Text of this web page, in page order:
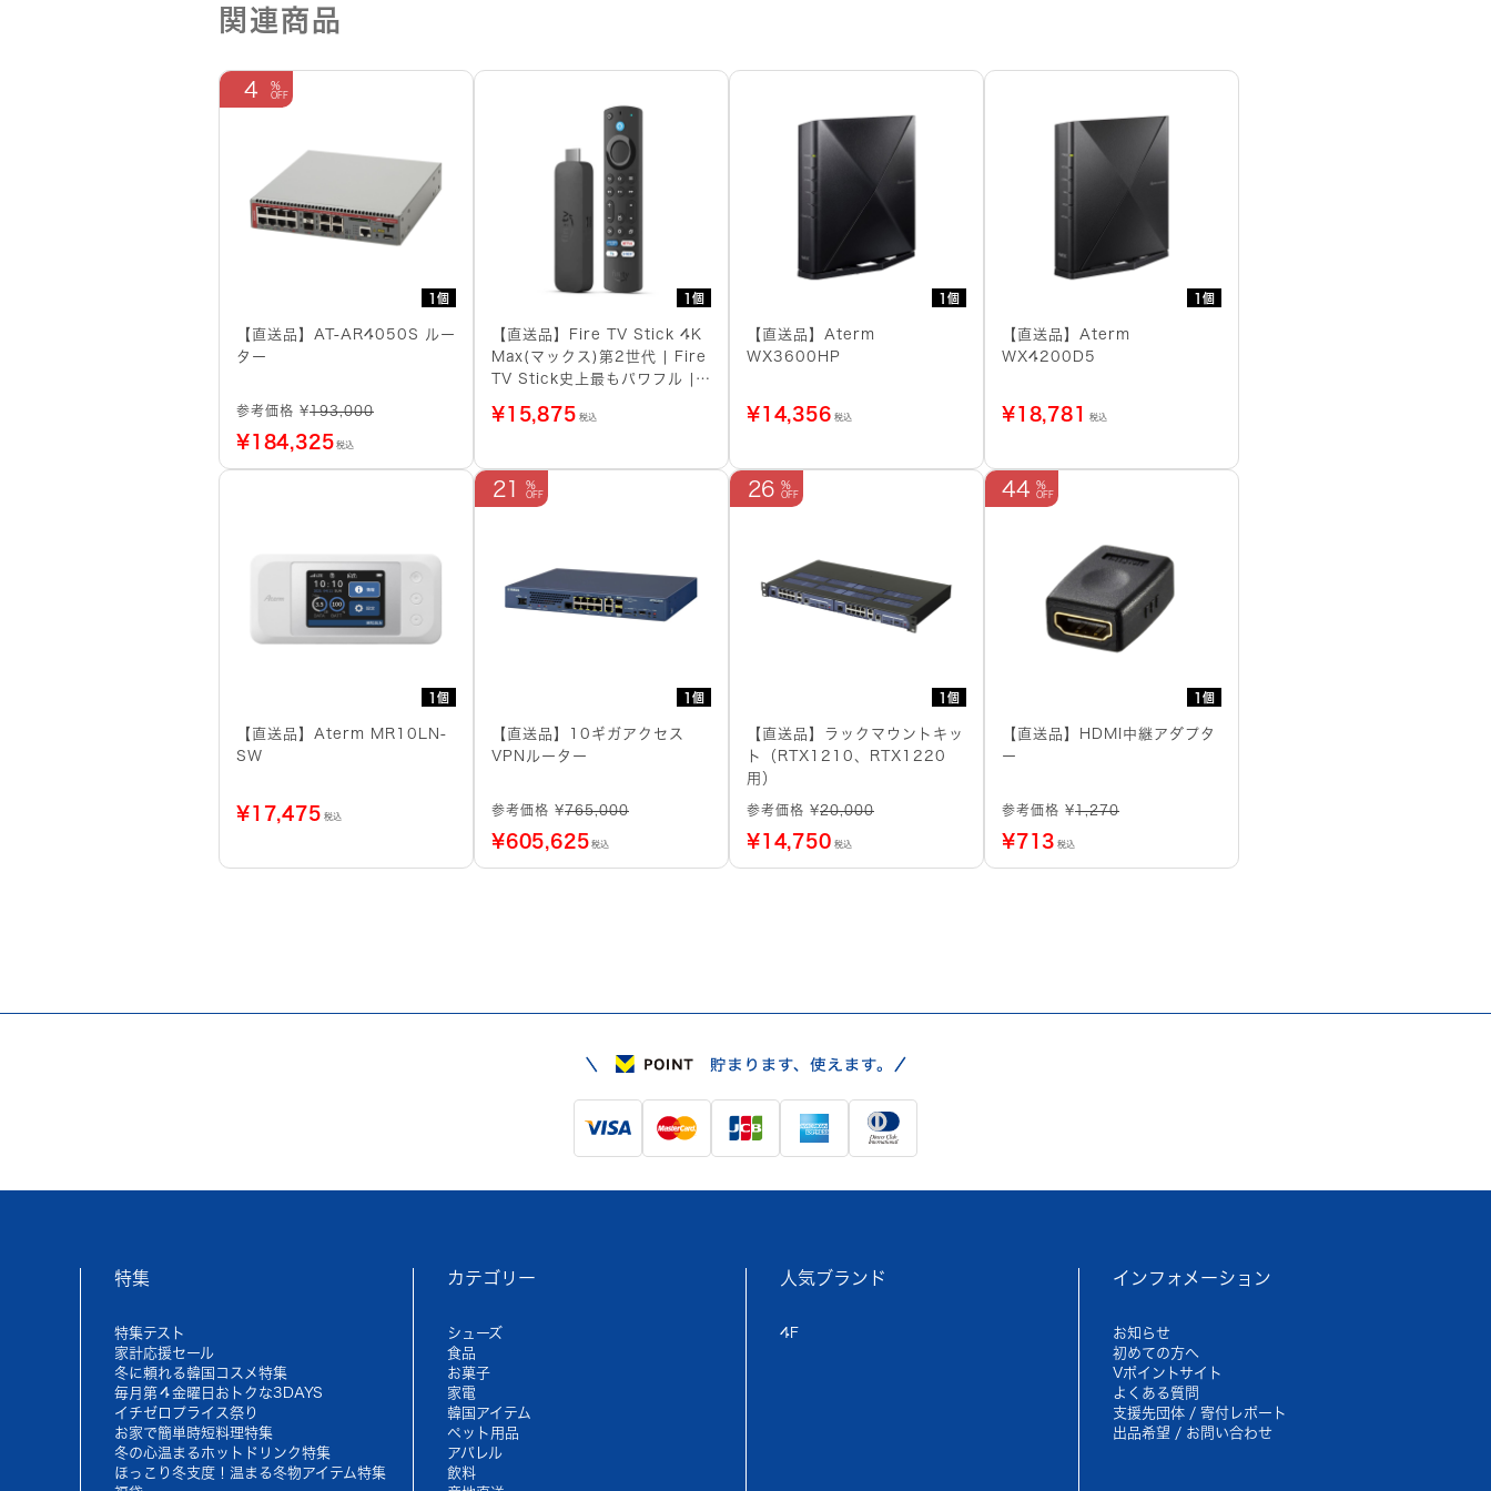
関連商品
1個
4
【直送品】AT-AR4050S ルー
ター
参考価格 ¥193,000
¥184,325 税込
1個
【直送品】Fire TV Stick 4K
Max(マックス)第2世代 | Fire
TV Stick史上最もパワフル |
ヤー
¥15,875 税込
1個
【直送品】Aterm
WX3600HP
¥14,356 税込
1個
【直送品】Aterm
WX4200D5
¥18,781 税込
1個
【直送品】Aterm MR10LN-
SW
¥17,475 税込
1個
21
【直送品】10ギガアクセス
VPNルーター
参考価格 ¥765,000
¥605,625 税込
1個
26
【直送品】ラックマウントキッ
ト（RTX1210、RTX1220
用）
参考価格 ¥20,000
¥14,750 税込
1個
44
【直送品】HDMI中継アダプタ
ー
参考価格 ¥1,270
¥713 税込
特集
特集テスト
家計応援セール
冬に頼れる韓国コスメ特集
毎月第４金曜日おトクな3DAYS
イチゼロプライス祭り
お家で簡単時短料理特集
冬の心温まるホットドリンク特集
ほっこり冬支度！温まる冬物アイテム特集
カテゴリー
シューズ
食品
お菓子
家電
韓国アイテム
ペット用品
アパレル
飲料
人気ブランド
4F
インフォメーション
お知らせ
初めての方へ
Vポイントサイト
よくある質問
支援先団体 / 寄付レポート
出品希望 / お問い合わせ